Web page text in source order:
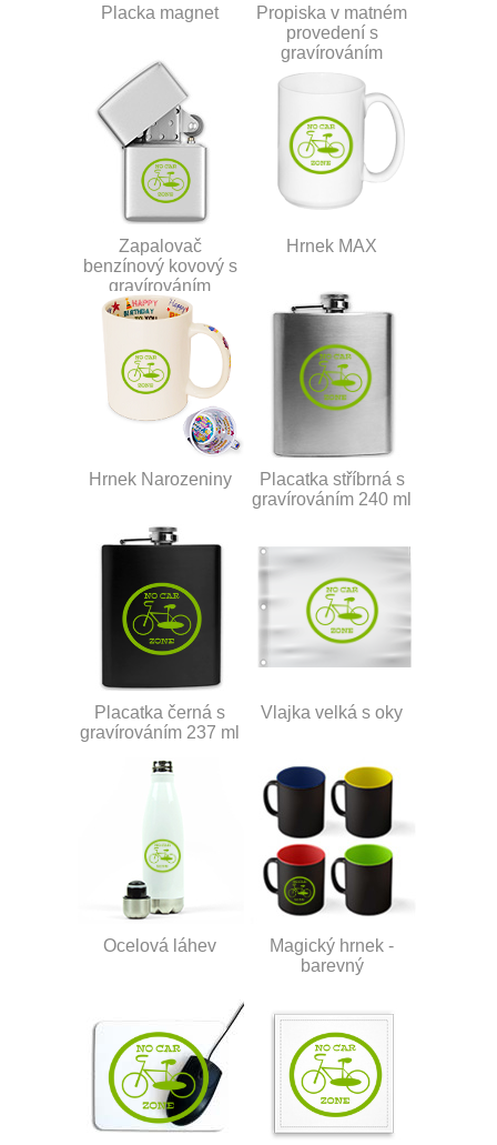
Placka magnet
Propiska v matném
provedení s
gravírováním
Zapalovač
benzínový kovový s
gravírováním
Hrnek MAX
Hrnek Narozeniny
Placatka stříbrná s
gravírováním 240 ml
Placatka černá s
gravírováním 237 ml
Vlajka velká s oky
Ocelová láhev
Magický hrnek -
barevný